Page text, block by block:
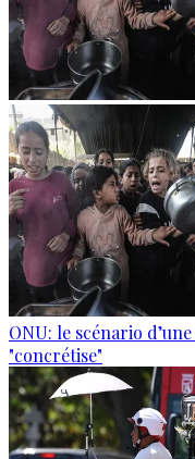
ONU: le scénario
"concrétise"